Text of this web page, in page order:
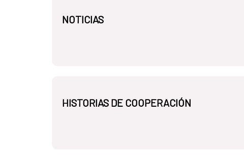
NOTICIAS
HISTORIAS DE COOPERACIÓN